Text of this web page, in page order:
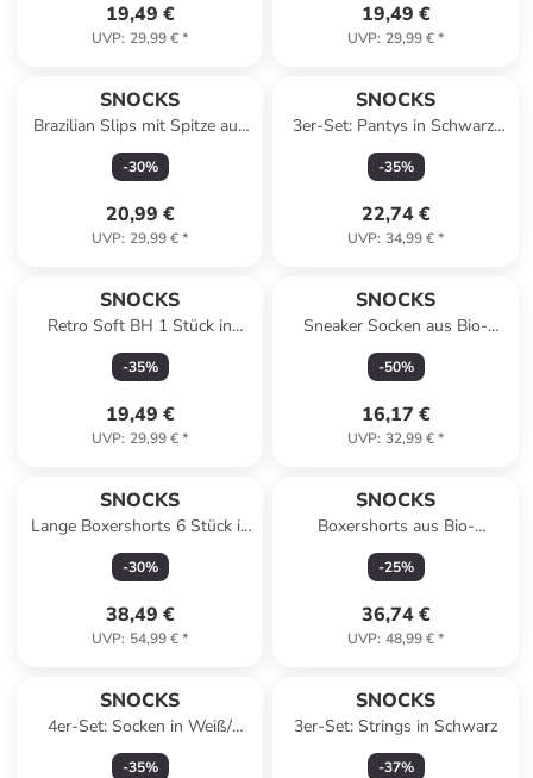
19,49 €
UVP: 29,99 €*
19,49 €
UVP: 29,99 €*
SNOCKS
Brazilian Slips mit Spitze aus
Bio-Baumwolle 3 Stück in
Schwarz
-30%
20,99 €
UVP: 29,99 €*
SNOCKS
3er-Set: Pantys in Schwarz/
Weiß/ Grau
-35%
22,74 €
UVP: 34,99 €*
SNOCKS
Retro Soft BH 1 Stück in
Schwarz
-35%
19,49 €
UVP: 29,99 €*
SNOCKS
Sneaker Socken aus Bio-
Baumwolle 6 Paar in Grau
-50%
16,17 €
UVP: 32,99 €*
SNOCKS
Lange Boxershorts 6 Stück in
Schwarz
-30%
38,49 €
UVP: 54,99 €*
SNOCKS
Boxershorts aus Bio-
Baumwolle 6 Stück in Blaue
Streifen
-25%
36,74 €
UVP: 48,99 €*
SNOCKS
4er-Set: Socken in Weiß/
Schwarz
-35%
SNOCKS
3er-Set: Strings in Schwarz
-37%